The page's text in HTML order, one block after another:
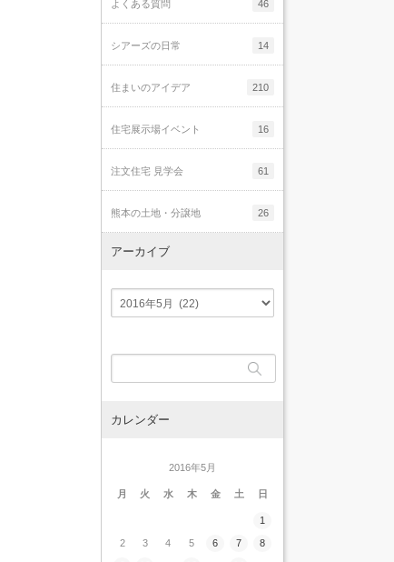
よくある質問 46
シアーズの日常 14
住まいのアイデア 210
住宅展示場イベント 16
注文住宅 見学会 61
熊本の土地・分譲地 26
アーカイブ
カレンダー
2016年5月
月 火 水 木 金 土 日
1
2 3 4 5 6 7 8